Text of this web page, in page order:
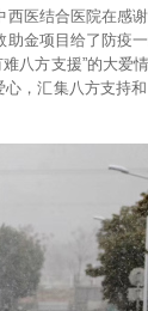
医结合医院在感
金项目给了防疫
八方支援”的大爱
，汇集八方支持